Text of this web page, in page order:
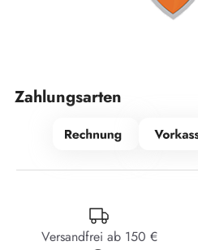
Zahlungsarten
Versandfrei ab 150 €